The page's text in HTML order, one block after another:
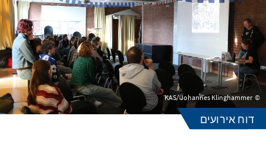
KAS/ Johannes Klinghammer
דוח אירועים